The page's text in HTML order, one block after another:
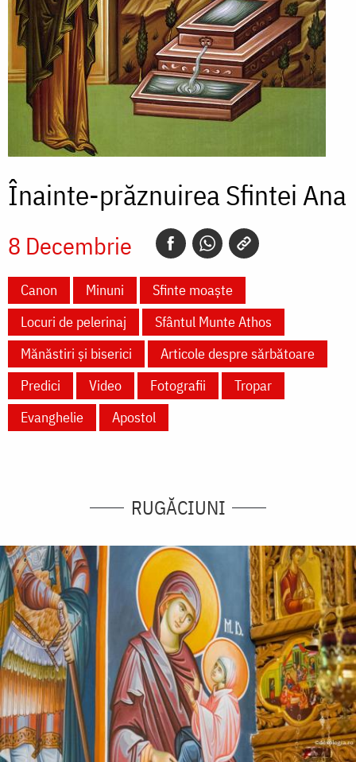
Înainte-prăznuirea Sfintei Ana
8 Decembrie
Canon Minuni
Sfinte moaște
Locuri de pelerinaj
Sfântul Munte Athos
Mănăstiri și biserici
Articole despre sărbătoare
Predici
Video Fotografii
Tropar
Evanghelie
Apostol
RUGĂCIUNI